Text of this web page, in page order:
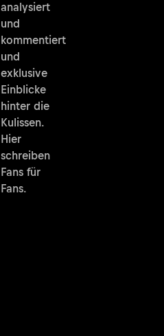
analysiert
und
kommentiert
und
exklusive
Einblicke
hinter die
Kulissen.
Hier
schreiben
Fans für
Fans.